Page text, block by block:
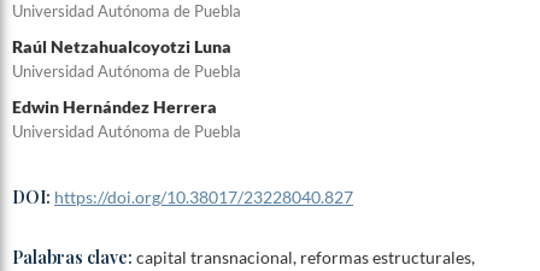
Universidad Autónoma de Puebla
Raúl Netzahualcoyotzi Luna
Universidad Autónoma de Puebla
Edwin Hernández Herrera
Universidad Autónoma de Puebla
DOI: https://doi.org/10.38017/23228040.827
Palabras clave: capital transnacional, reformas estructurales,